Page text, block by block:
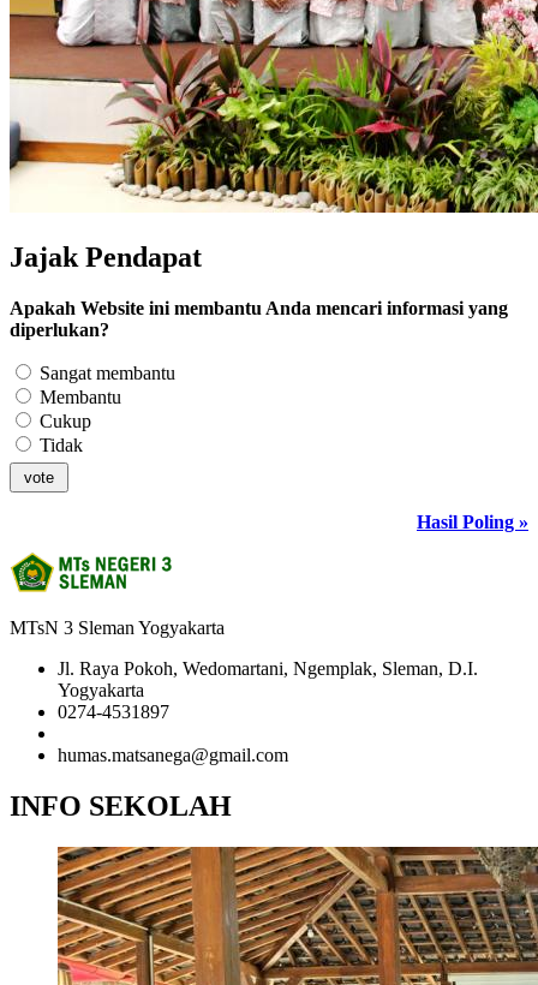
Jajak Pendapat
Apakah Website ini membantu Anda mencari informasi yang
diperlukan?
Sangat membantu
Membantu
Cukup
Tidak
Hasil Poling »
MTsN 3 Sleman Yogyakarta
Jl. Raya Pokoh, Wedomartani, Ngemplak, Sleman, D.I.
Yogyakarta
0274-4531897
humas.matsanega@gmail.com
INFO SEKOLAH